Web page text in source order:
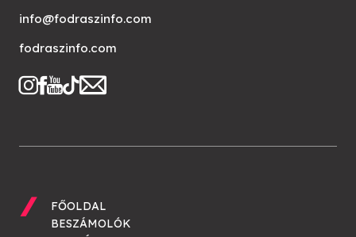
info@fodraszinfo.com
fodraszinfo.com
FŐOLDAL
BESZÁMOLÓK